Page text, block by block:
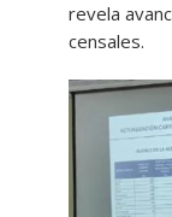
revela
censales.